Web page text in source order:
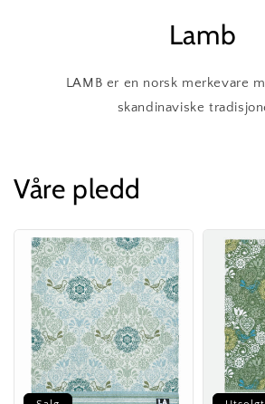
Lamb
LAMB er en norsk merkevare
skandinaviske
Våre pledd